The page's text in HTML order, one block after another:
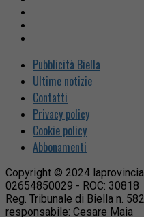
Pubblicità Biella
Ultime notizie
Contatti
Privacy policy
Cookie policy
Abbonamenti
Copyright © 2024
02654850029 - ROC: 30818
Reg. Tribunale di Biella n.
responsabile: Cesare Maia